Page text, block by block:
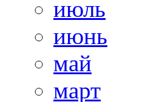
июль
июнь
май
март